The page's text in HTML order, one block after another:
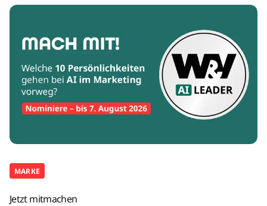
MARKE
Jetzt mitmachen